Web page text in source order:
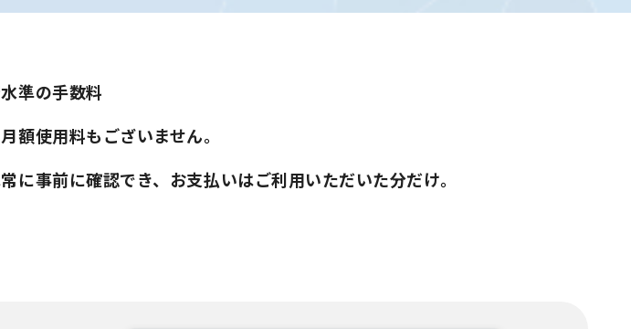
準の手数料
額使用料もございません。
に事前に確認でき、お支払いはご利用いただいた分だけ。